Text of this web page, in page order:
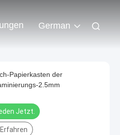
German
Papierkasten der
2.5mm
Jetzt.